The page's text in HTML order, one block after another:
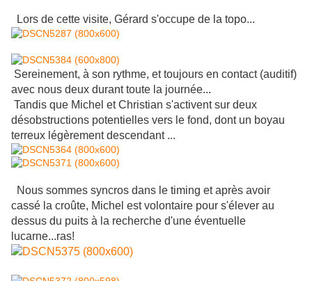
Lors de cette visite, Gérard s'occupe de la topo...
Sereinement, à son rythme, et toujours en contact (auditif)
avec nous deux durant toute la journée...
Tandis que Michel et Christian s'activent sur deux
désobstructions potentielles vers le fond, dont un boyau
terreux légèrement descendant ...
Nous sommes syncros dans le timing et après avoir
cassé la croûte, Michel est volontaire pour s'élever au
dessus du puits à la recherche d'une éventuelle
lucarne...ras!